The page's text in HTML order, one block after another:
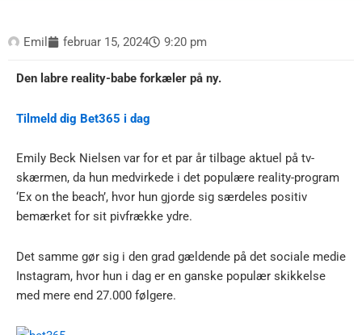
Emil februar 15, 2024 9:20 pm
Den labre reality-babe forkæler på ny.
Tilmeld dig Bet365 i dag
Emily Beck Nielsen var for et par år tilbage aktuel på tv-
skærmen, da hun medvirkede i det populære reality-program
‘Ex on the beach’, hvor hun gjorde sig særdeles positiv
bemærket for sit pivfrække ydre.
Det samme gør sig i den grad gældende på det sociale medie
Instagram, hvor hun i dag er en ganske populær skikkelse
med mere end 27.000 følgere.